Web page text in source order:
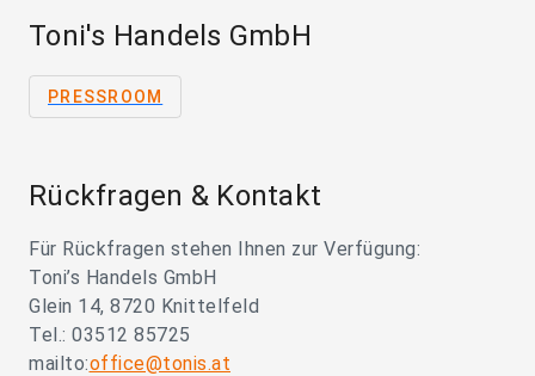
Toni's Handels GmbH
PRESSROOM
Rückfragen & Kontakt
Für Rückfragen stehen Ihnen zur Verfügung:
Toni’s Handels GmbH
Glein 14, 8720 Knittelfeld
Tel.: 03512 85725
mailto:office@tonis.at